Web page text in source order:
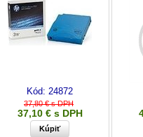
Kód: 24872
37,80 € s DPH
37,10 € s DPH